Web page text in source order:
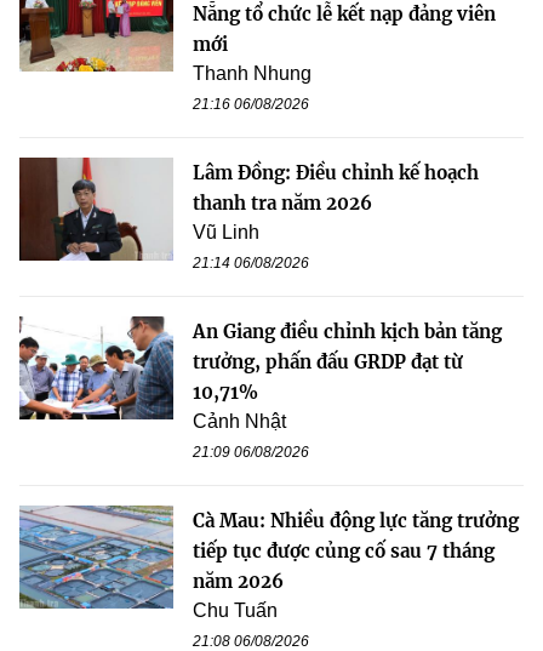
Nẵng tổ chức lễ kết nạp đảng viên
mới
Thanh Nhung
21:16 06/08/2026
Lâm Đồng: Điều chỉnh kế hoạch
thanh tra năm 2026
Vũ Linh
21:14 06/08/2026
An Giang điều chỉnh kịch bản tăng
trưởng, phấn đấu GRDP đạt từ
10,71%
Cảnh Nhật
21:09 06/08/2026
Cà Mau: Nhiều động lực tăng trưởng
tiếp tục được củng cố sau 7 tháng
năm 2026
Chu Tuấn
21:08 06/08/2026